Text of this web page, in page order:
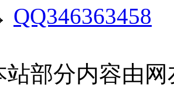
QQ346363458
站部分内容由